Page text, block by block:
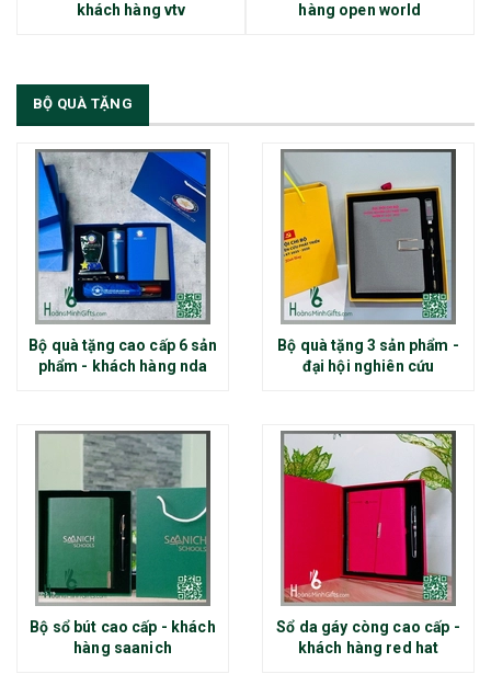
khách hàng vtv
hàng open world
BỘ QUÀ TẶNG
Bộ quà tặng cao cấp 6 sản
phẩm - khách hàng nda
Bộ quà tặng 3 sản phẩm -
đại hội nghiên cứu
Bộ sổ bút cao cấp - khách
hàng saanich
Sổ da gáy còng cao cấp -
khách hàng red hat